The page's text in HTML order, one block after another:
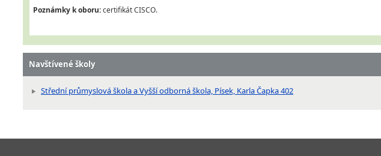
Poznámky k oboru:certifikát CISCO.
Navštívené školy
Střední průmyslová škola a Vyšší odborná škola, Písek, Karla Čapka 402